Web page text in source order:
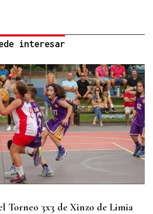
interesar
Torneo 3x3 de Xinzo de Limia